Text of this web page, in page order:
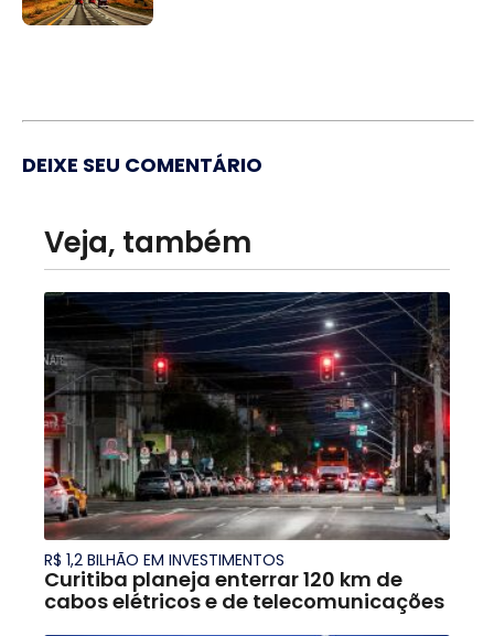
DEIXE SEU COMENTÁRIO
Veja, também
R$ 1,2 BILHÃO EM INVESTIMENTOS
Curitiba planeja enterrar 120 km de
cabos elétricos e de telecomunicações